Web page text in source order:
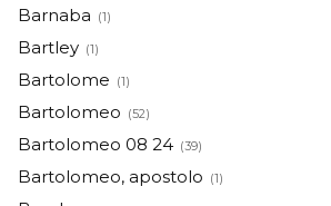
Barnaba (1)
Bartley (1)
Bartolome (1)
Bartolomeo (52)
Bartolomeo 08 24 (39)
Bartolomeo, apostolo (1)